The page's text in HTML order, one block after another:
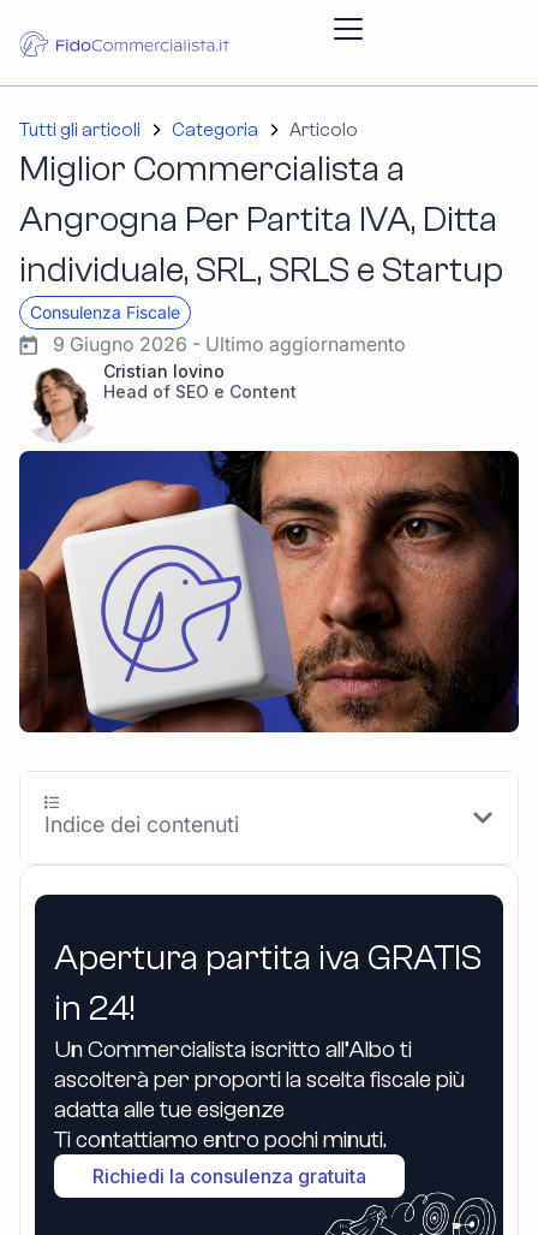
Tutti gli articoli Categoria Articolo
Miglior Commercialista a
Angrogna Per Partita IVA, Ditta
individuale, SRL, SRLS e Startup
Consulenza Fiscale
9 Giugno 2026 - Ultimo aggiornamento
Cristian Iovino
Head of SEO e Content
Apertura partita iva GRATIS
in 24!
Un Commercialista iscritto all’Albo ti
ascolterà per proporti la scelta fiscale più
adatta alle tue esigenze
Ti contattiamo entro pochi minuti.
Richiedi la consulenza gratuita
Indice dei contenuti